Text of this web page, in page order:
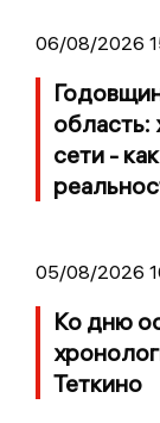
06/08/2026
область:
сети -
05/08/2026
Ко дню
Теткино